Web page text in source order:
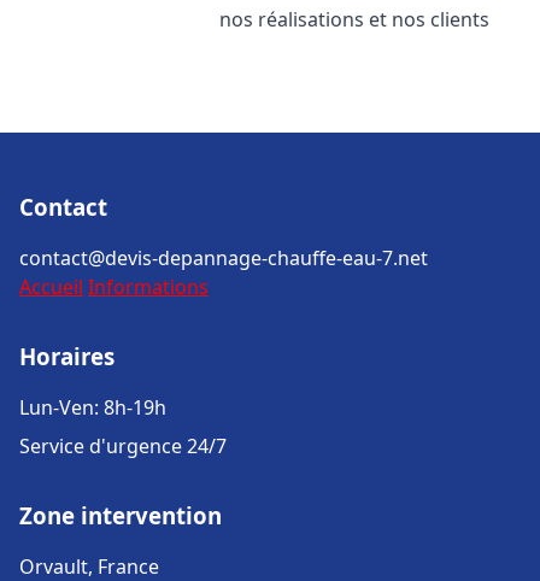
nos réalisations et nos clients
Contact
contact@devis-depannage-chauffe-eau-7.net
Accueil Informations
Horaires
Lun-Ven: 8h-19h
Service d'urgence 24/7
Zone intervention
Orvault, France